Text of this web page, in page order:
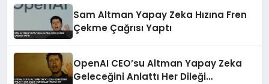
Sam Altman Yapay Zeka Hızına Fren
Çekme Çağrısı Yaptı
OpenAI CEO’su Altman Yapay Zeka
Geleceğini Anlattı Her Dileği